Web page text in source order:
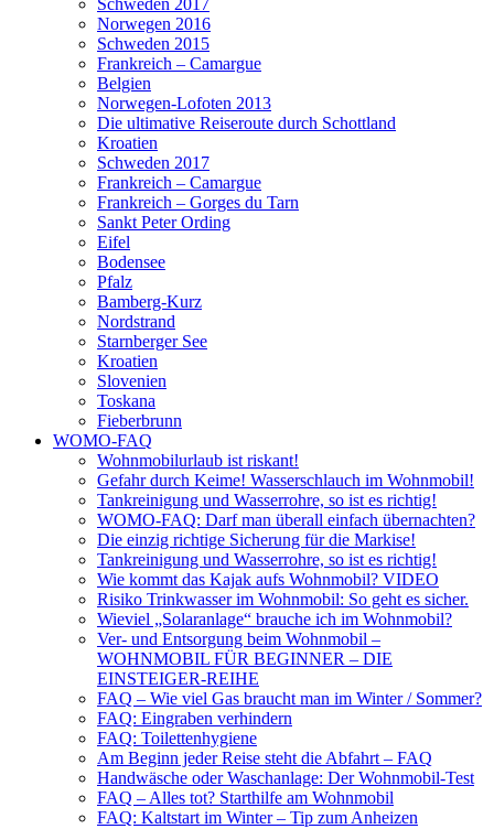
Norwegen 2016
Schweden 2015
Frankreich – Camargue
Belgien
Norwegen-Lofoten 2013
Die ultimative Reiseroute durch Schottland
Kroatien
Schweden 2017
Frankreich – Camargue
Frankreich – Gorges du Tarn
Sankt Peter Ording
Eifel
Bodensee
Pfalz
Bamberg-Kurz
Nordstrand
Starnberger See
Kroatien
Slovenien
Toskana
Fieberbrunn
WOMO-FAQ
Wohnmobilurlaub ist riskant!
Gefahr durch Keime! Wasserschlauch im Wohnmobil!
Tankreinigung und Wasserrohre, so ist es richtig!
WOMO-FAQ: Darf man überall einfach übernachten?
Die einzig richtige Sicherung für die Markise!
Tankreinigung und Wasserrohre, so ist es richtig!
Wie kommt das Kajak aufs Wohnmobil? VIDEO
Risiko Trinkwasser im Wohnmobil: So geht es sicher.
Wieviel „Solaranlage“ brauche ich im Wohnmobil?
Ver- und Entsorgung beim Wohnmobil –
WOHNMOBIL FÜR BEGINNER – DIE
EINSTEIGER-REIHE
FAQ – Wie viel Gas braucht man im Winter / Sommer?
FAQ: Eingraben verhindern
FAQ: Toilettenhygiene
Am Beginn jeder Reise steht die Abfahrt – FAQ
Handwäsche oder Waschanlage: Der Wohnmobil-Test
FAQ – Alles tot? Starthilfe am Wohnmobil
FAQ: Kaltstart im Winter – Tip zum Anheizen